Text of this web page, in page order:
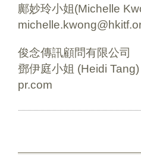
鄺妙玲小姐(Michelle
俊念傳訊顧問有限公司
鄧伊庭小姐 (Heidi
pr.com